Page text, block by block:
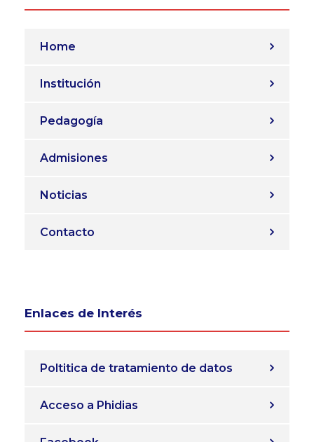
Home
Institución
Pedagogía
Admisiones
Noticias
Contacto
Enlaces de Interés
Poltitica de tratamiento de datos
Acceso a Phidias